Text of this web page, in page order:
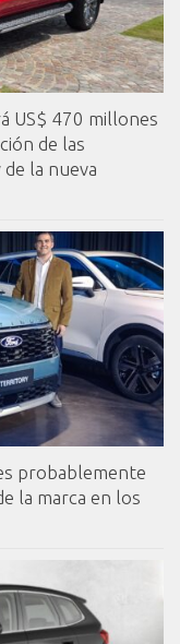
US$ 470 millones
de las
la nueva
probablemente
la marca en los